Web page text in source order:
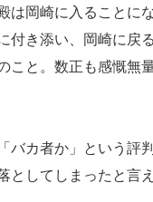
は岡崎に入ることに
付き添い、岡崎に戻る
こと。数正も感慨無
バカ者か」という評判
としてしまったと言え